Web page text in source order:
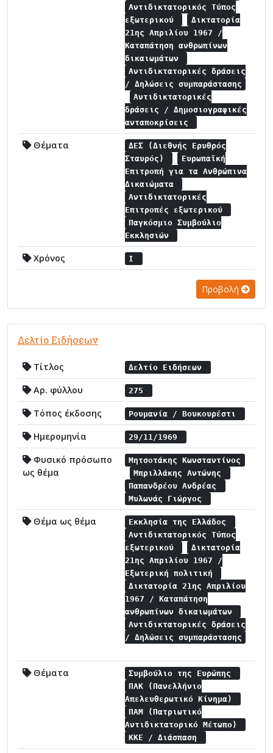
Αντιδικτατορικός Τύπος
εξωτερικού
Δικτατορία
21ης Απριλίου 1967 /
Καταπάτηση ανθρωπίνων
δικαιωμάτων
Αντιδικτατορικές δράσεις
/ Δηλώσεις συμπαράστασης
Αντιδικτατορικές
δράσεις / Δημοσιογραφικές
ανταποκρίσεις
Θέματα
ΔΕΣ (Διεθνής Ερυθρός
Σταυρός)
Ευρωπαϊκή
Επιτροπή για τα Ανθρώπινα
Δικαιώματα
Αντιδικτατορικές
Επιτροπές εξωτερικού
Παγκόσμιο Συμβούλιο
Εκκλησιών
Χρόνος I
Προβολή
Δελτίο Ειδήσεων
Τίτλος Δελτίο Ειδήσεων
Αρ. φύλλου 275
Τόπος έκδοσης Ρουμανία / Βουκουρέστι
Ημερομηνία 29/11/1969
Φυσικό πρόσωπο
ως θέμα
Μητσοτάκης Κωνσταντίνος
Μπριλλάκης Αντώνης
Παπανδρέου Ανδρέας
Μυλωνάς Γιώργος
Θέμα ως θέμα
Εκκλησία της Ελλάδος
Αντιδικτατορικός Τύπος
εξωτερικού
Δικτατορία
21ης Απριλίου 1967 /
Εξωτερική πολιτική
Δικτατορία 21ης Απριλίου
1967 / Καταπάτηση
ανθρωπίνων δικαιωμάτων
Αντιδικτατορικές δράσεις
/ Δηλώσεις συμπαράστασης
Θέματα
Συμβούλιο της Ευρώπης
ΠΑΚ (Πανελλήνιο
Απελευθερωτικό Κίνημα)
ΠΑΜ (Πατριωτικό
Αντιδικτατορικό Μέτωπο)
ΚΚΕ / Διάσπαση